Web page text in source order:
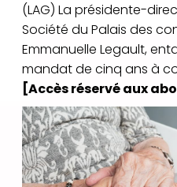
(LAG) La présidente-
Société du Palais des
Emmanuelle Legault,
mandat de cinq ans à
[Accès réservé aux